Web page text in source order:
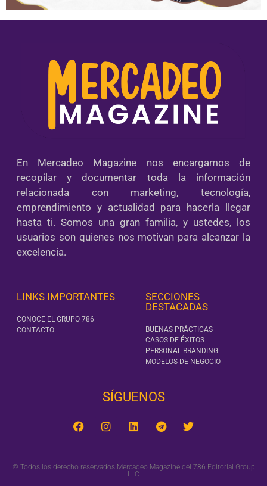
En Mercadeo Magazine nos encargamos de
recopilar y documentar toda la información
relacionada con marketing, tecnología,
emprendimiento y actualidad para hacerla llegar
hasta ti. Somos una gran familia, y ustedes, los
usuarios son quienes nos motivan para alcanzar la
excelencia.
LINKS IMPORTANTES
CONOCE EL GRUPO 786
CONTACTO
SECCIONES
DESTACADAS
BUENAS PRÁCTICAS
CASOS DE ÉXITOS
PERSONAL BRANDING
MODELOS DE NEGOCIO
SÍGUENOS‎
© Todos los derecho reservados Mercadeo Magazine del 786 Editorial Group
LLC